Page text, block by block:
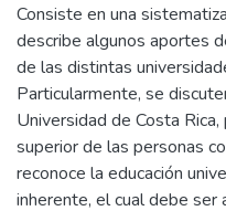
Consiste en una
describe algunos aportes
de las distintas
Particularmente, se
Universidad de Costa
superior de las personas
reconoce la educación
inherente, el cual debe ser